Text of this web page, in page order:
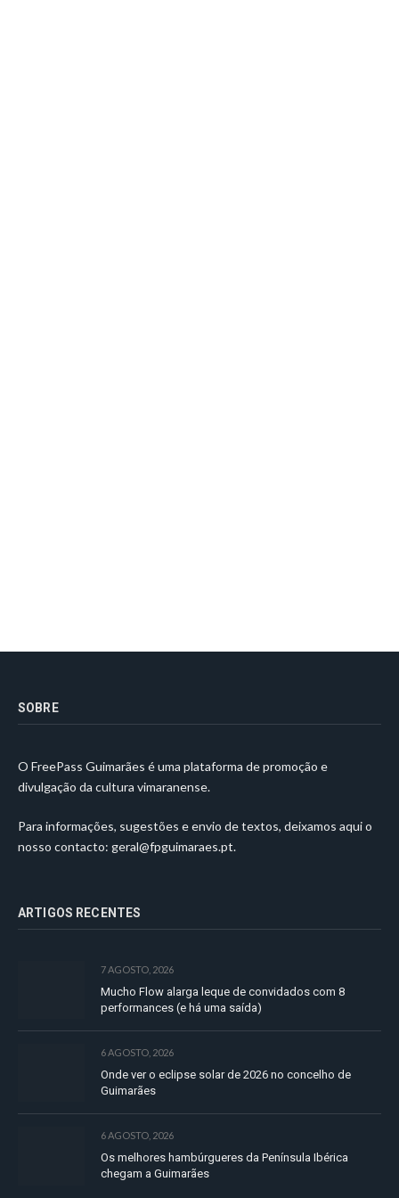
SOBRE
O FreePass Guimarães é uma plataforma de promoção e
divulgação da cultura vimaranense.
Para informações, sugestões e envio de textos, deixamos aqui o
nosso contacto: geral@fpguimaraes.pt.
ARTIGOS RECENTES
7 AGOSTO, 2026
Mucho Flow alarga leque de convidados com 8
performances (e há uma saída)
6 AGOSTO, 2026
Onde ver o eclipse solar de 2026 no concelho de
Guimarães
6 AGOSTO, 2026
Os melhores hambúrgueres da Península Ibérica
chegam a Guimarães